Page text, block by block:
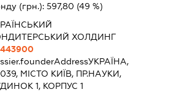
(грн.): 597,80 (49 %)
ХОЛДИНГ
УКРАЇНА,
МІСТО КИЇВ, ПР.НАУКИ,
1, КОРПУС 1